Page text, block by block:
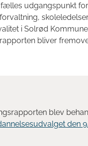
fælles udgangspunkt
i Solrød
bliver
blev
den